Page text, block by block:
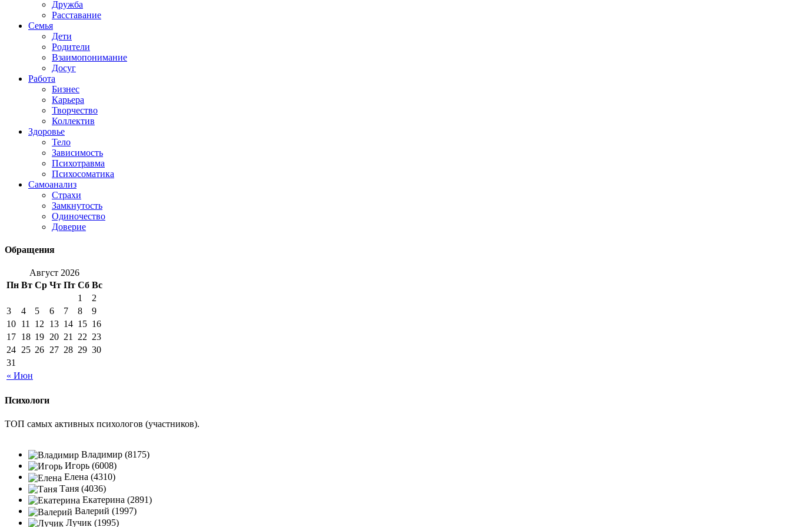
Дружба
Расставание
Семья
Дети
Родители
Взаимопонимание
Досуг
Работа
Бизнес
Карьера
Творчество
Коллектив
Здоровье
Тело
Зависимость
Психотравма
Психосоматика
Самоанализ
Страхи
Замкнутость
Одиночество
Доверие
Обращения
Август 2026
Пн Вт Ср Чт Пт Сб Вс
« Июн
1
2
3
4 5 6 7 8
9
10 11 12 13 14 15 16
17 18 19 20 21 22 23
24 25 26 27 28 29 30
31
Психологи
ТОП самых активных психологов (участников).
Владимир (8175)
Игорь (6008)
Елена (4310)
Таня (4036)
Екатерина (2891)
Валерий (1997)
Лучик (1995)